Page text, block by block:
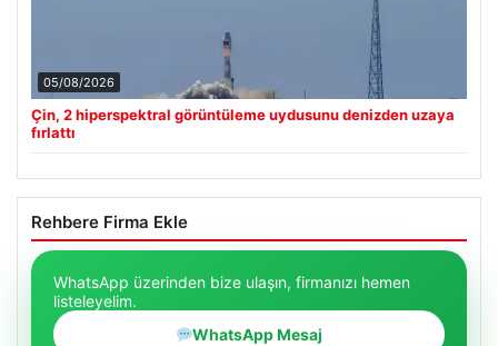
05/08/2026
Çin, 2 hiperspektral görüntüleme uydusunu denizden uzaya
fırlattı
Rehbere Firma Ekle
WhatsApp üzerinden bize ulaşın, firmanızı hemen
listeleyelim.
WhatsApp Mesaj